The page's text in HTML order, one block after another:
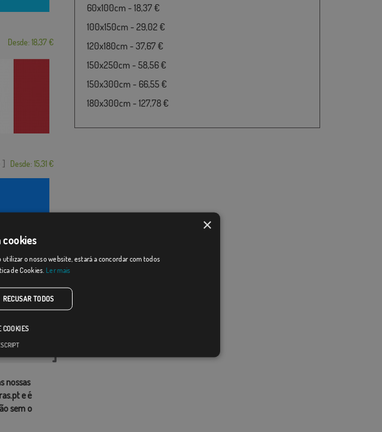
Desde: 18,37 €
] Desde: 15,31 €
nossas
e é
sem o
60x100cm - 18,37 €
100x150cm - 29,02 €
120x180cm - 37,67 €
150x250cm - 58,56 €
150x300cm - 66,55 €
180x300cm - 127,78 €
×
cookies
o nosso website, estará a concordar com todos
de Cookies. Ler mais
RECUSAR TODOS
COOKIES